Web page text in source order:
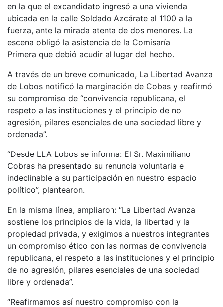
en la que el excandidato ingresó a una vivienda
ubicada en la calle Soldado Azcárate al 1100 a la
fuerza, ante la mirada atenta de dos menores. La
escena obligó la asistencia de la Comisaría
Primera que debió acudir al lugar del hecho.
A través de un breve comunicado, La Libertad Avanza
de Lobos notificó la marginación de Cobas y reafirmó
su compromiso de “convivencia republicana, el
respeto a las instituciones y el principio de no
agresión, pilares esenciales de una sociedad libre y
ordenada”.
“Desde LLA Lobos se informa: El Sr. Maximiliano
Cobras ha presentado su renuncia voluntaria e
indeclinable a su participación en nuestro espacio
político”, plantearon.
En la misma línea, ampliaron: “La Libertad Avanza
sostiene los principios de la vida, la libertad y la
propiedad privada, y exigimos a nuestros integrantes
un compromiso ético con las normas de convivencia
republicana, el respeto a las instituciones y el principio
de no agresión, pilares esenciales de una sociedad
libre y ordenada”.
“Reafirmamos así nuestro compromiso con la